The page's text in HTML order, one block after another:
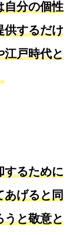
自分の個性
供するだけ
江戸時代と
するために
あげると同
うと敬意と